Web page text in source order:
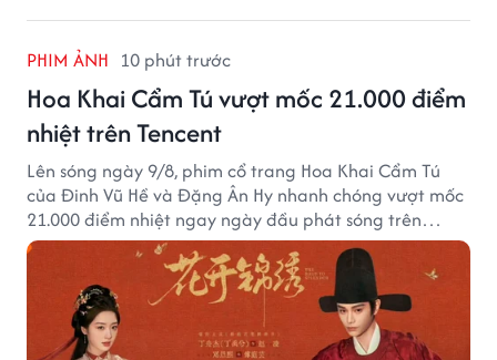
PHIM ẢNH 10 phút trước
Hoa Khai Cẩm Tú vượt mốc 21.000 điểm
nhiệt trên Tencent
Lên sóng ngày 9/8, phim cổ trang Hoa Khai Cẩm Tú
của Đinh Vũ Hề và Đặng Ân Hy nhanh chóng vượt mốc
21.000 điểm nhiệt ngay ngày đầu phát sóng trên
Tencent Video.